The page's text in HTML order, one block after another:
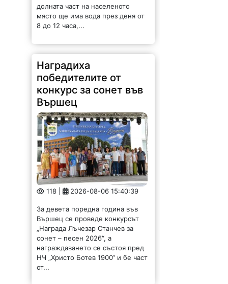
долната част на населеното
място ще има вода през деня от
8 до 12 часа,...
Наградиха
победителите от
конкурс за сонет във
Вършец
118 | 2026-08-06 15:40:39
За девета поредна година във
Вършец се проведе конкурсът
„Награда Лъчезар Станчев за
сонет – песен 2026“, а
награждаването се състоя пред
НЧ „Христо Ботев 1900“ и бе част
от...